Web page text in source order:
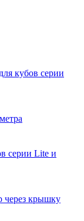
кубов серии
серии Lite и
через крышку